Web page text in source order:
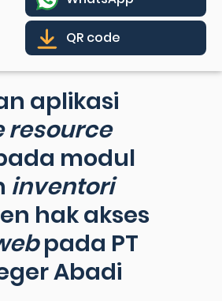
QR code
aplikasi
resource
modul
inventori
hak akses
pada PT
Abadi